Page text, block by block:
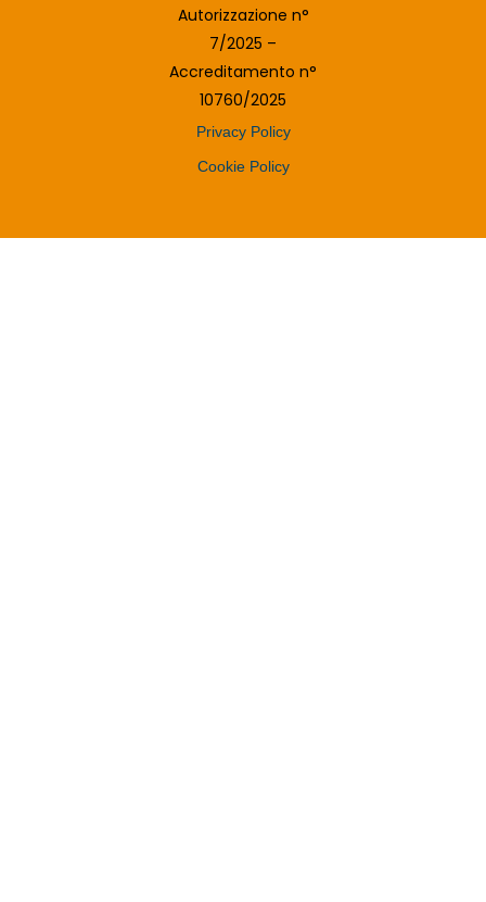
Autorizzazione n°
7/2025 –
Accreditamento n°
10760/2025
Privacy Policy
Cookie Policy